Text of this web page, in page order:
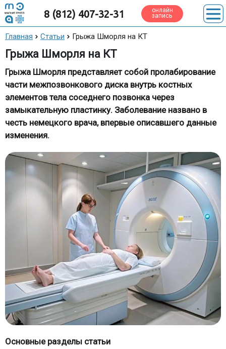
8 (812) 407-32-31 онлайн
запись
Главная Статьи Грыжа Шморля на КТ
Грыжа Шморля на КТ
Грыжа Шморля представляет собой пролабирование
части межпозвонкового диска внутрь костных
элементов тела соседнего позвонка через
замыкательную пластинку. Заболевание названо в
честь немецкого врача, впервые описавшего данные
изменения.
Основные разделы статьи